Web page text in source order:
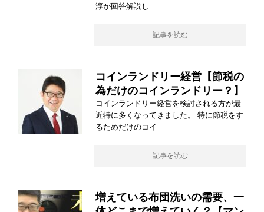
淳が回答解説し
記事を読む
コインランドリー経営【節税の
為だけのコインランドリー？】
コインランドリー経営を検討される方が最
近特に多くなってきました。 特に節税をす
るためだけのコイ
記事を読む
増えている布団洗いの需要、一